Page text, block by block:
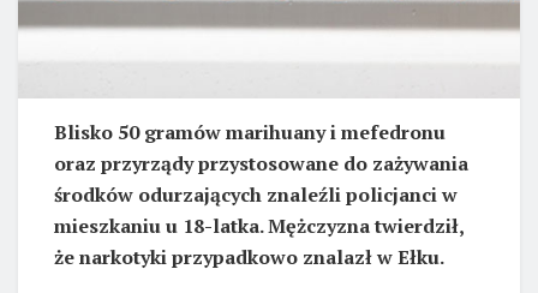
Blisko 50 gramów marihuany i mefedronu
oraz przyrządy przystosowane do zażywania
środków odurzających znaleźli policjanci w
mieszkaniu u 18-latka. Mężczyzna twierdził,
że narkotyki przypadkowo znalazł w Ełku.